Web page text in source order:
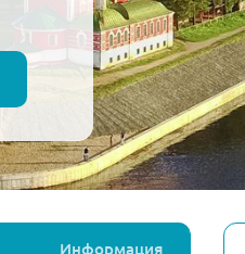
Информация